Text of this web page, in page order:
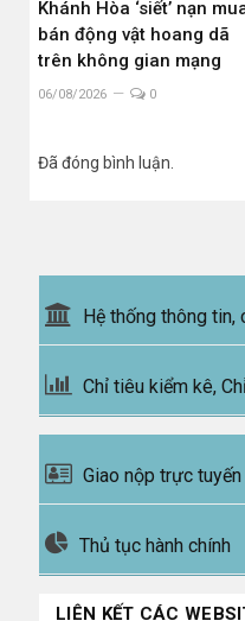
Khánh Hòa ‘siết’ nạn
bán động vật hoang dã
trên không gian mạng
06/08/2026 0
Đã đóng bình luận.
Hệ thống thông
Chỉ tiêu kiểm kê,
Giao nộp trực tuyến
Thủ tục hành chính
LIÊN KẾT CÁC